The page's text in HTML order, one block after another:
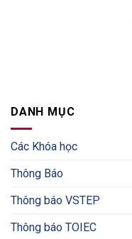
DANH MỤC
Các Khóa học
Thông Báo
Thông báo VSTEP
Thông báo TOIEC